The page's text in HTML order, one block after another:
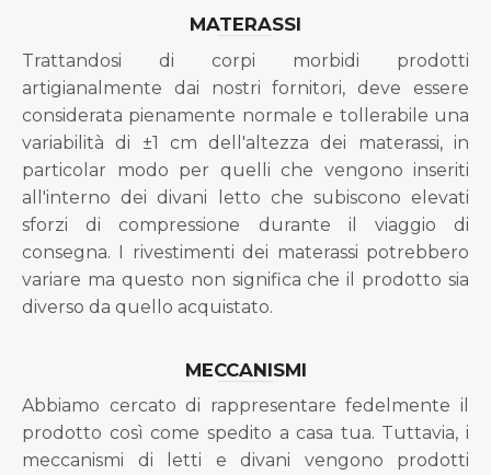
MATERASSI
Trattandosi di corpi morbidi prodotti
artigianalmente dai nostri fornitori, deve essere
considerata pienamente normale e tollerabile una
variabilità di ±1 cm dell'altezza dei materassi, in
particolar modo per quelli che vengono inseriti
all'interno dei divani letto che subiscono elevati
sforzi di compressione durante il viaggio di
consegna. I rivestimenti dei materassi potrebbero
variare ma questo non significa che il prodotto sia
diverso da quello acquistato.
MECCANISMI
Abbiamo cercato di rappresentare fedelmente il
prodotto così come spedito a casa tua. Tuttavia, i
meccanismi di letti e divani vengono prodotti